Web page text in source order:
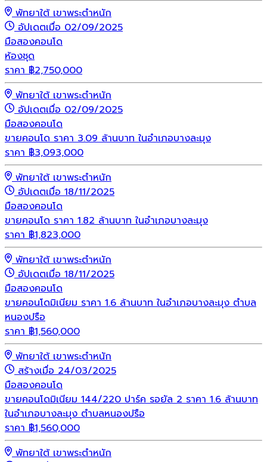
พัทยาใต้ เขาพระตำหนัก
อัปเดตเมื่อ 02/09/2025
มือสองคอนโด
ห้องชุด
ราคา ฿2,750,000
พัทยาใต้ เขาพระตำหนัก
อัปเดตเมื่อ 02/09/2025
มือสองคอนโด
ขายคอนโด ราคา 3.09 ล้านบาท ในอำเภอบางละมุง
ราคา ฿3,093,000
พัทยาใต้ เขาพระตำหนัก
อัปเดตเมื่อ 18/11/2025
มือสองคอนโด
ขายคอนโด ราคา 1.82 ล้านบาท ในอำเภอบางละมุง
ราคา ฿1,823,000
พัทยาใต้ เขาพระตำหนัก
อัปเดตเมื่อ 18/11/2025
มือสองคอนโด
ขายคอนโดมิเนียม ราคา 1.6 ล้านบาท ในอำเภอบางละมุง ตำบล
หนองปรือ
ราคา ฿1,560,000
พัทยาใต้ เขาพระตำหนัก
สร้างเมื่อ 24/03/2025
มือสองคอนโด
ขายคอนโดมิเนียม 144/220 ปาร์ค รอยัล 2 ราคา 1.6 ล้านบาท
ในอำเภอบางละมุง ตำบลหนองปรือ
ราคา ฿1,560,000
พัทยาใต้ เขาพระตำหนัก